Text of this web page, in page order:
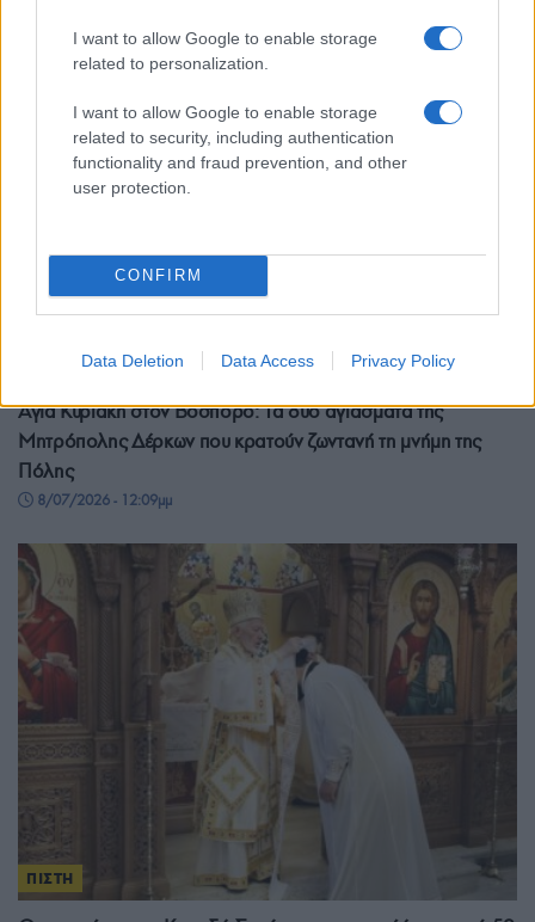
I want to allow Google to enable storage
related to personalization.
I want to allow Google to enable storage
related to security, including authentication
functionality and fraud prevention, and other
user protection.
CONFIRM
Data Deletion Data Access Privacy Policy
Αγία Κυριακή στον Βόσπορο: Τα δύο αγιάσματα της
Μητρόπολης Δέρκων που κρατούν ζωντανή τη μνήμη της
Πόλης
8/07/2026 - 12:09μμ
ΠΙΣΤΗ